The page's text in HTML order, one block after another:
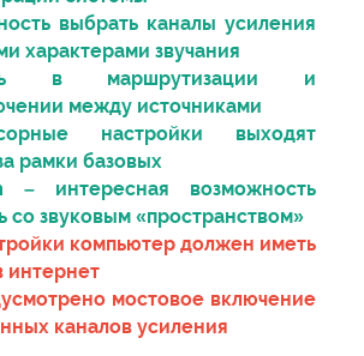
выбрать каналы усиления
характерами звучания
в маршрутизации и
между источниками
настройки выходят
рамки базовых
– интересная возможность
со звуковым «пространством»
компьютер должен иметь
интернет
мостовое включение
каналов усиления